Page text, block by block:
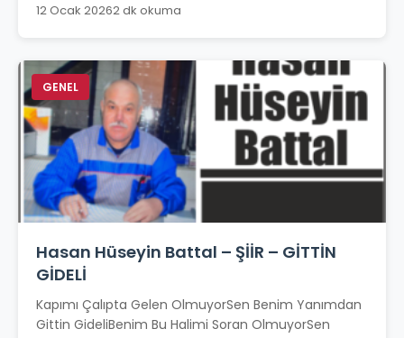
12 Ocak 20262 dk okuma
GENEL
Hasan Hüseyin Battal – ŞİİR – GİTTİN
GİDELİ
Kapımı Çalıpta Gelen OlmuyorSen Benim Yanımdan
Gittin GideliBenim Bu Halimi Soran OlmuyorSen